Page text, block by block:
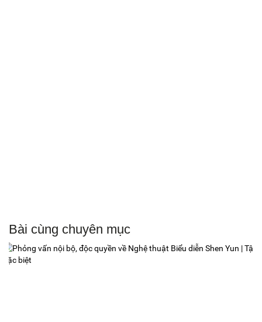
Bài cùng chuyên mục